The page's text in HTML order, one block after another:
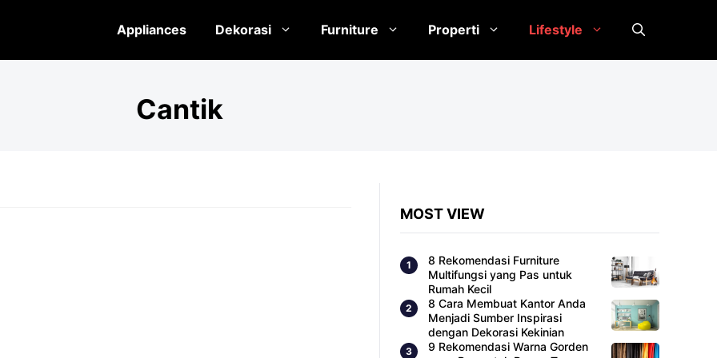
Appliances Dekorasi Furniture Properti Lifestyle
Cantik
MOST VIEW
8 Rekomendasi Furniture
Multifungsi yang Pas untuk
Rumah Kecil
8 Cara Membuat Kantor Anda
Menjadi Sumber Inspirasi
dengan Dekorasi Kekinian
9 Rekomendasi Warna Gorden